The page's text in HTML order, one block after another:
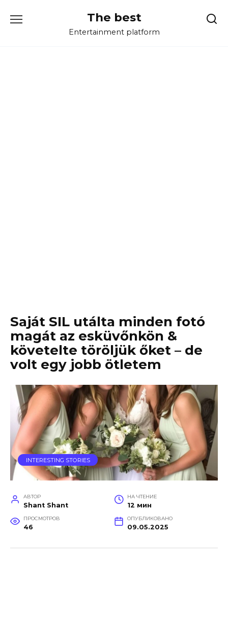
The best
Entertainment platform
Saját SIL utálta minden fotó
magát az esküvőnkön &
követelte töröljük őket – de
volt egy jobb ötletem
INTERESTING STORIES
АВТОР
Shant Shant
НА ЧТЕНИЕ
12 мин
ПРОСМОТРОВ
46
ОПУБЛИКОВАНО
09.05.2025